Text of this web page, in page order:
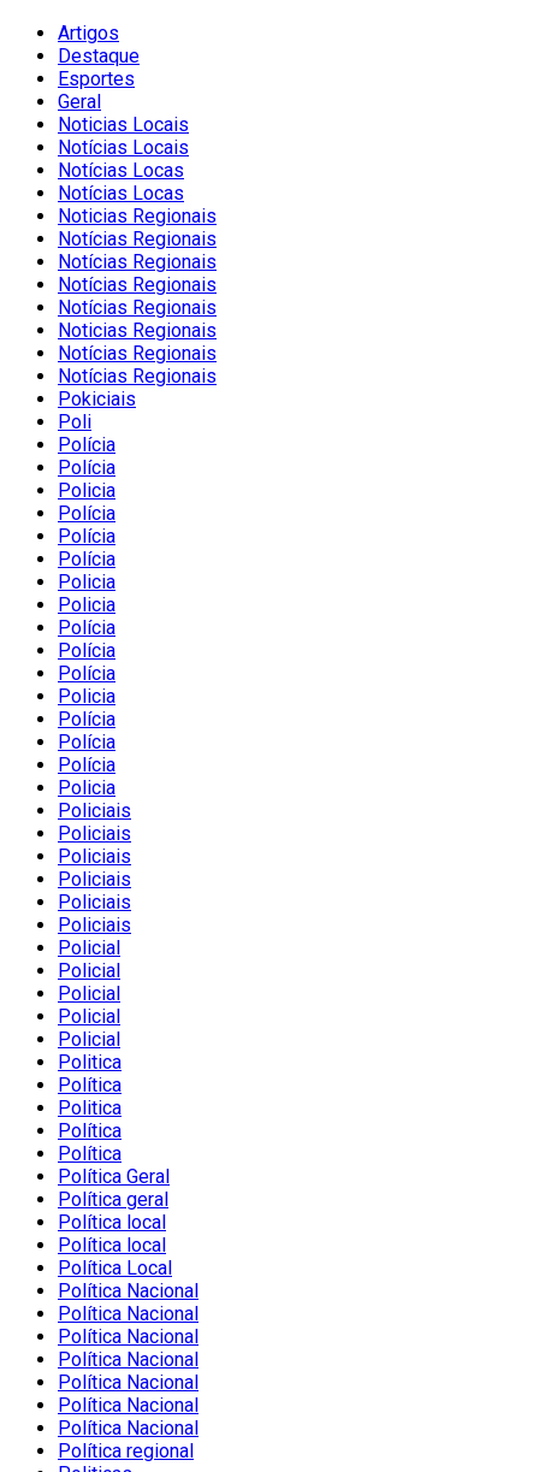
Artigos
Destaque
Esportes
Geral
Noticias Locais
Notícias Locais
Notícias Locas
Notícias Locas
Noticias Regionais
Notícias Regionais
Notícias Regionais
Notícias Regionais
Notícias Regionais
Noticias Regionais
Notícias Regionais
Notícias Regionais
Pokiciais
Poli
Polícia
Polícia
Policia
Polícia
Polícia
Polícia
Policia
Policia
Polícia
Polícia
Polícia
Policia
Polícia
Polícia
Polícia
Policia
Policiais
Policiais
Policiais
Policiais
Policiais
Policiais
Policial
Policial
Policial
Policial
Policial
Politica
Política
Politica
Política
Política
Política Geral
Política geral
Política local
Política local
Política Local
Política Nacional
Política Nacional
Política Nacional
Política Nacional
Política Nacional
Política Nacional
Política Nacional
Política regional